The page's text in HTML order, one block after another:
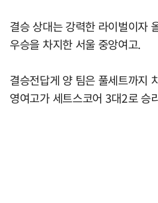
결승 상대는 강력한 라이벌이자
우승을 차지한 서울 중앙여고.
결승전답게 양 팀은 풀세트까지
영여고가 세트스코어 3대2로 승